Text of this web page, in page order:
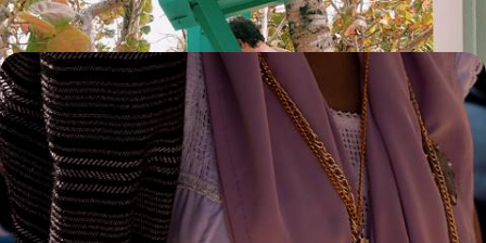
Mexico, le Chiapas et le Yucatán - Cité mythique,
grands sites préhispaniques et douceur Caraïbe
Parcourir un pays incroyablement varié et riche, dans sa nature
comme dans ses cultures, dans son actualité et dans son histoire
15 jours, de CHF 5200 à CHF 6500